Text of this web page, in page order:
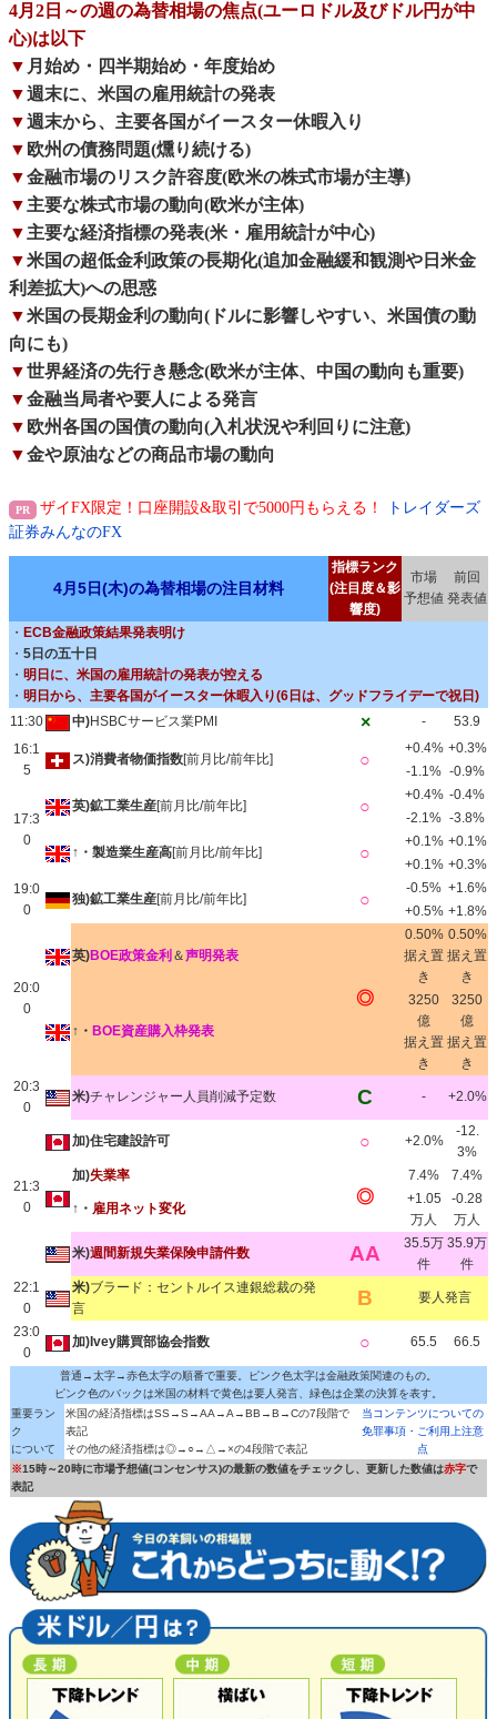
4月2日～の週の為替相場の焦点(ユーロドル及びドル円が中
心)は以下
▼ 月始め・四半期始め・年度始め
▼週末に、米国の雇用統計の発表
▼週末から、主要各国がイースター休暇入り
▼ 欧州の債務問題(燻り続ける)
▼金融市場のリスク許容度(欧米の株式市場が主導)
▼主要な株式市場の動向(欧米が主体)
▼主要な経済指標の発表(米・雇用統計が中心)
▼米国の超低金利政策の長期化(追加金融緩和観測や日米金
利差拡大)への思惑
▼米国の長期金利の動向(ドルに影響しやすい、米国債の動
向にも)
▼世界経済の先行き懸念(欧米が主体、中国の動向も重要)
▼金融当局者や要人による発言
▼ 欧州各国の国債の動向(入札状況や利回りに注意)
▼金や原油などの商品市場の動向
ザイFX限定！口座開設&取引で5000円もらえる！
トレイダーズ
証券みんなのFX
4月5日(木)の為替相場の注目材料
指標ランク
(注目度＆影
響度)
市場
予想値
前回
発表値
・ ECB金融政策結果発表明け
・ 5日の五十日
・ 明日に、米国の雇用統計の発表が控える
・ 明日から、主要各国がイースター休暇入り(6日は、グッドフライデーで祝日)
11:30
中)HSBCサービス業PMI × -
53.9
16:1
5
ス)消費者物価指数[前月比/前年比] ○
+0.4% +0.3%
-1.1% -0.9%
17:3
0
英)鉱工業生産[前月比/前年比] ○
+0.4% -0.4%
-2.1% -3.8%
↑・製造業生産高[前月比/前年比] ○
+0.1% +0.1%
+0.1% +0.3%
19:0
0
独)鉱工業生産[前月比/前年比] ○
-0.5% +1.6%
+0.5% +1.8%
20:0
0
英)BOE政策金利 ＆声明発表
◎
0.50%
据え置
き
0.50%
据え置
き
↑・ BOE資産購入枠発表
3250
億
据え置
き
3250
億
据え置
き
20:3
0
米)チャレンジャー人員削減予定数 C - +2.0%
21:3
0
加)住宅建設許可 ○ +2.0%
-12.
3%
加)失業率
◎
7.4% 7.4%
↑・ 雇用ネット変化
+1.05
万人
-0.28
万人
米)週間新規失業保険申請件数 AA
35.5万
件
35.9万
件
22:1
0
米)ブラード：セントルイス連銀総裁の発
言
B 要人発言
23:0
0
加)Ivey購買部協会指数 ○ 65.5 66.5
普通→太字→赤色太字の順番で重要。ピンク色太字は金融政策関連のもの。
ピンク色のバックは米国の材料で黄色は要人発言、緑色は企業の決算を表す。
重要ラン
ク
について
米国の経済指標はSS→S→AA→A→BB→B→Cの7段階で
表記
その他の経済指標は◎→○→△→×の4段階で表記
当コンテンツについての
免罪事項・ご利用上注意
点
※15時～20時に市場予想値(コンセンサス)の最新の数値をチェックし、更新した数値は赤字で
表記